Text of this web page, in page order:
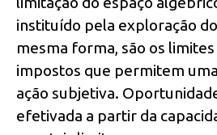
instituído pela exploração
mesma forma, são os
impostos que permitem
ação subjetiva.
efetivada a partir da